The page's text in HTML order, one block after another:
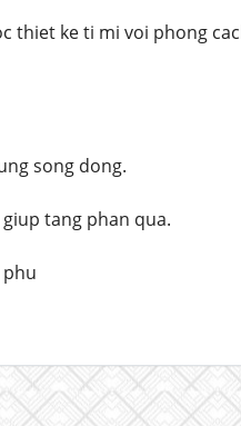
thiet ke ti mi voi phong
song dong.
tang phan qua.